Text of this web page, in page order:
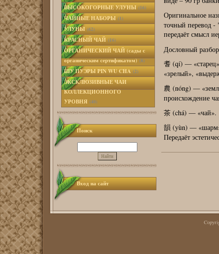
ВЫСОКОГОРНЫЕ УЛУНЫ(16)
ЧАЙНЫЕ НАБОРЫ(1)
УЛУНЫ(62)
КРАСНЫЙ ЧАЙ(16)
ОРГАНИЧЕСКИЙ ЧАЙ (сады с
органическим сертификатом)(8)
ШУ ПУЭРЫ PIN WU CHA(2)
ЭКСКЛЮЗИВНЫЕ ЧАИ
КОЛЛЕКЦИОННОГО
УРОВНЯ (40)
Поиск
Вход на сайт
Оригинальное
точный перевод -
передаёт смысл
Дословный
耆 (qí) —
«зрелый»,
農 (nóng) —
происхождение
茶 (chá) — «чай».
韻 (yùn) —
Передаёт